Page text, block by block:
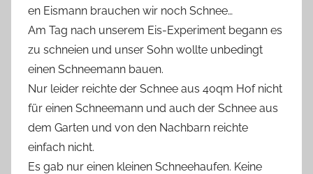
en Eismann brauchen wir noch Schnee…
Am Tag nach unserem Eis-Experiment begann es
zu schneien und unser Sohn wollte unbedingt
einen Schneemann bauen.
Nur leider reichte der Schnee aus 40qm Hof nicht
für einen Schneemann und auch der Schnee aus
dem Garten und von den Nachbarn reichte
einfach nicht.
Es gab nur einen kleinen Schneehaufen. Keine